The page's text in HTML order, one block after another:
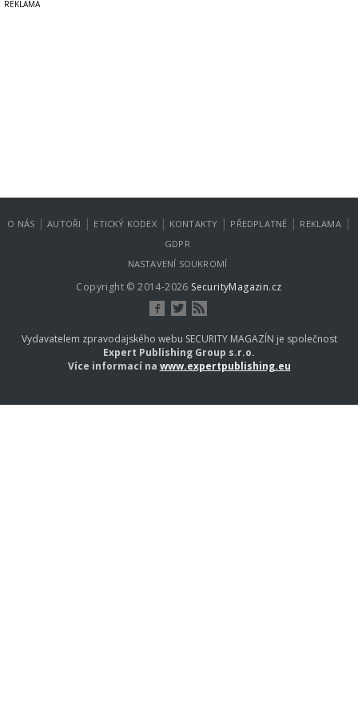
Copyright © 2014-2026 SecurityMagazin.cz
O NÁS | AUTOŘI | ETICKÝ KODEX | KONTAKTY | PŘEDPLATNÉ | REKLAMA |
GDPR
NASTAVENÍ SOUKROMÍ
Vydavatelem zpravodajského webu SECURITY MAGAZÍN je společnost
Expert Publishing Group s.r.o.
Více informací na www.expertpublishing.eu